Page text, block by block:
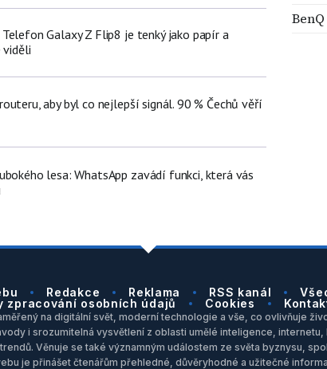
Galaxy Z Flip8 je tenký jako papír a
viděli
aby byl co nejlepší signál. 90 % Čechů věří
lesa: WhatsApp zavádí funkci, která vás
BenQ
Redakce Reklama RSS kanál
zpracování osobních údajů
Cookies
na digitální svět, moderní technologie a vše, co ovlivňuje
i srozumitelná vysvětlení z oblasti umělé inteligence,
Věnuje se také významným událostem ze světa byznysu,
je přinášet čtenářům přehledné, důvěryhodné a užitečné